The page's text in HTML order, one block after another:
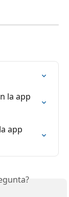
la app
app